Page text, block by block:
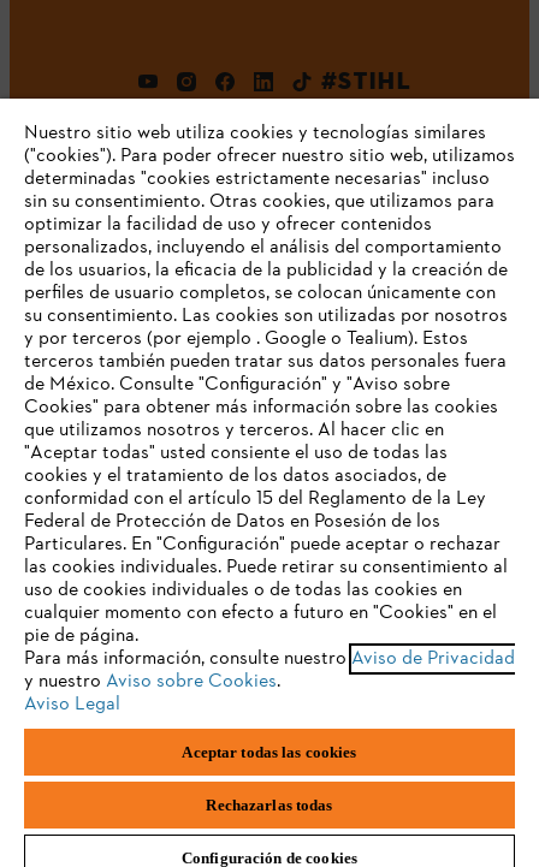
#STIHL
Empresa
Preguntas frecuentes
Contacto
Aviso de privacidad
Aviso de privacidad sobre cookies Información legal
Andreas STIHL S.A. de C.V., con domicilio Kilómetro 117 Autopista
México-Puebla, Nave 30, Parque Industrial FINSA, Cuautlancingo,
TU NAVEGADOR NO ES
COMPATIBLE
El navegador que estás utilizando no es compatible con
nuestra página web. Para que puedas disfrutar de nuestro
contenido, utiliza uno de los siguientes navegadores:
firefox chrome
safari edge
Nuestro sitio web utiliza cookies y tecnologías similares
("cookies"). Para poder ofrecer nuestro sitio web, utilizamos
determinadas "cookies estrictamente necesarias" incluso
sin su consentimiento. Otras cookies, que utilizamos para
optimizar la facilidad de uso y ofrecer contenidos
personalizados, incluyendo el análisis del comportamiento
de los usuarios, la eficacia de la publicidad y la creación de
perfiles de usuario completos, se colocan únicamente con
su consentimiento. Las cookies son utilizadas por nosotros
y por terceros (por ejemplo . Google o Tealium). Estos
terceros también pueden tratar sus datos personales fuera
de México. Consulte "Configuración" y "Aviso sobre
Cookies" para obtener más información sobre las cookies
que utilizamos nosotros y terceros. Al hacer clic en
"Aceptar todas" usted consiente el uso de todas las
cookies y el tratamiento de los datos asociados, de
conformidad con el artículo 15 del Reglamento de la Ley
Federal de Protección de Datos en Posesión de los
Particulares. En "Configuración" puede aceptar o rechazar
las cookies individuales. Puede retirar su consentimiento al
uso de cookies individuales o de todas las cookies en
cualquier momento con efecto a futuro en "Cookies" en el
pie de página.
Para más información, consulte nuestro Aviso de Privacidad
y nuestro Aviso sobre Cookies.
Aviso Legal
Aceptar todas las cookies
Rechazarlas todas
Configuración de cookies